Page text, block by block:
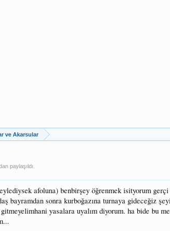
ve Akarsular
paylaşıldı.
afoluna) benbirşey öğrenmek isityorum
bayramdan sonra kurboğazına turnaya gideceğiz
yasalara uyalım diyorum. ha bide bu